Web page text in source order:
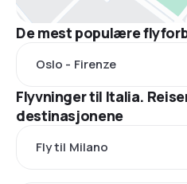
De mest populære
Oslo - Firenze
Flyvninger til Italia.
destinasjonene
Fly til Milano